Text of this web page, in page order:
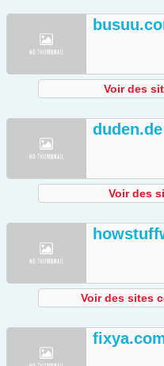
Voir des
duden.de
Voir des
Voir des sites